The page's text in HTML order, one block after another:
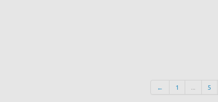
← 1 ... 5